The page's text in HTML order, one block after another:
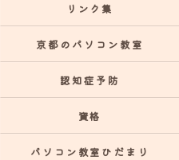
リンク集
京都のパソコン教室
認知症予防
資格
パソコン教室ひだまり